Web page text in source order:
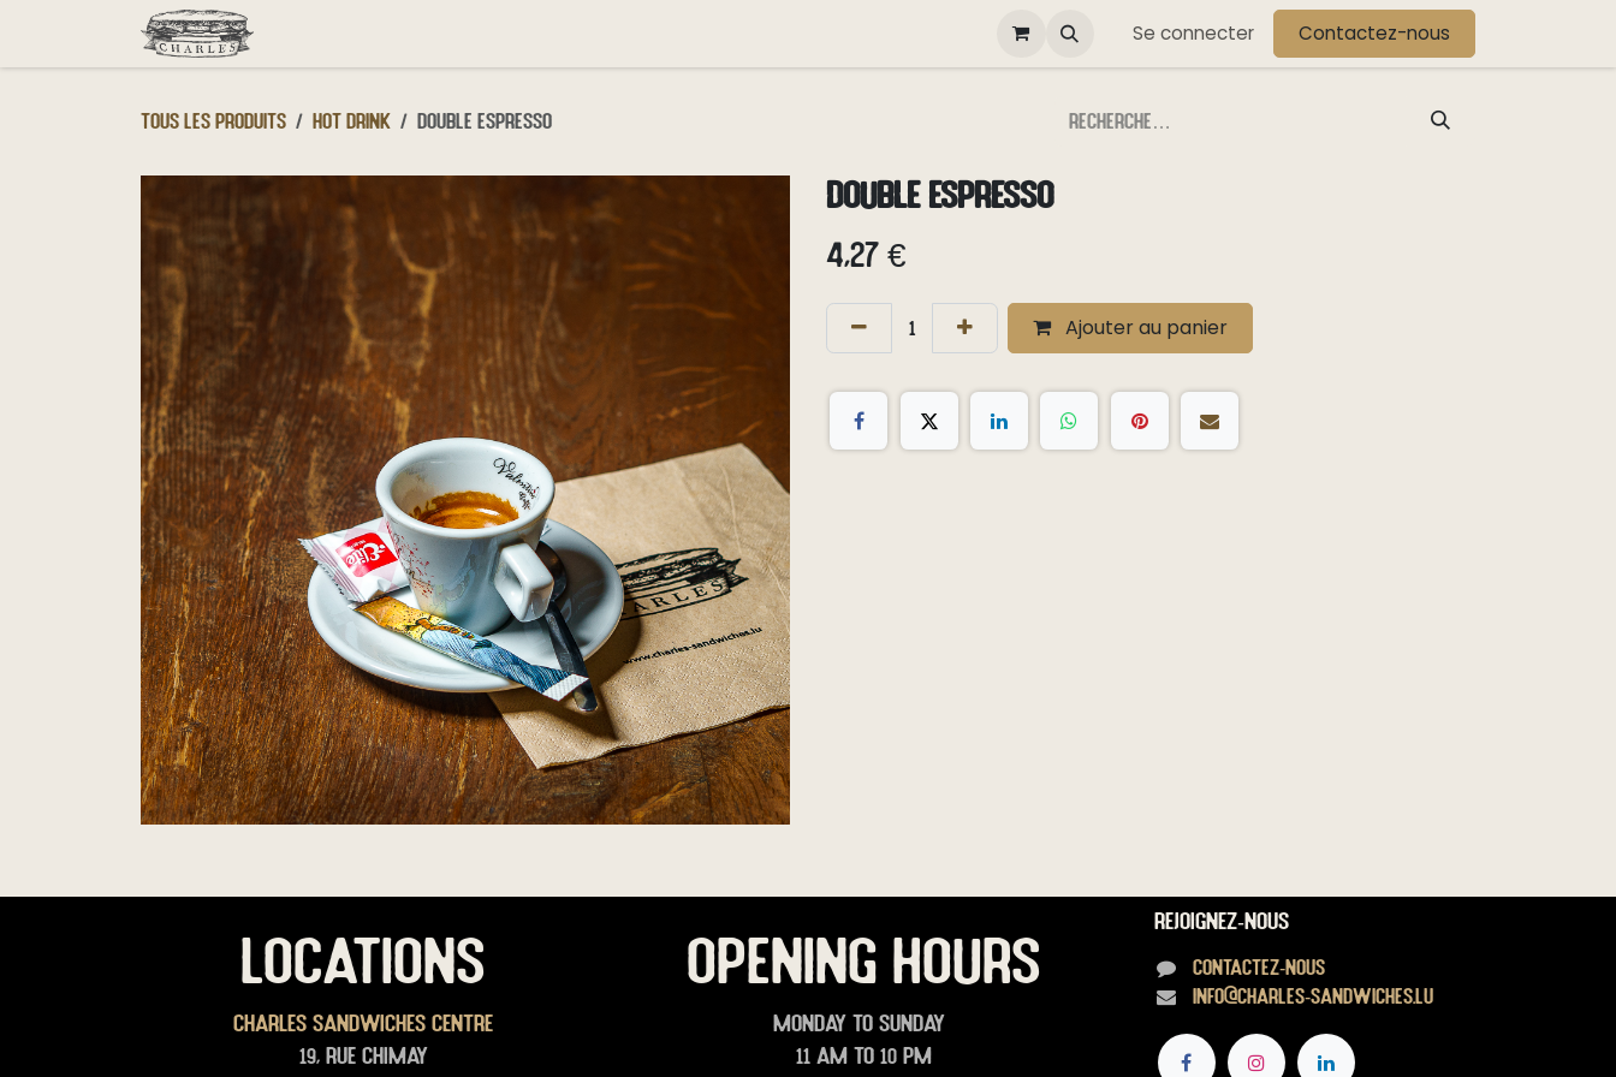
Se rendre au contenu
Postes Se connecter Contactez-nous
Tous les produits Hot drink Double Espresso
Double Espresso
4,27 €
Ajouter au panier
Rejoignez-nous
Contactez-nous
info@charles-sandwiches.lu
LOCATIONS
Charles Sandwiches Centre
19, rue Chimay
OPENING HOURS
Monday to Sunday
11 am to 10 pm